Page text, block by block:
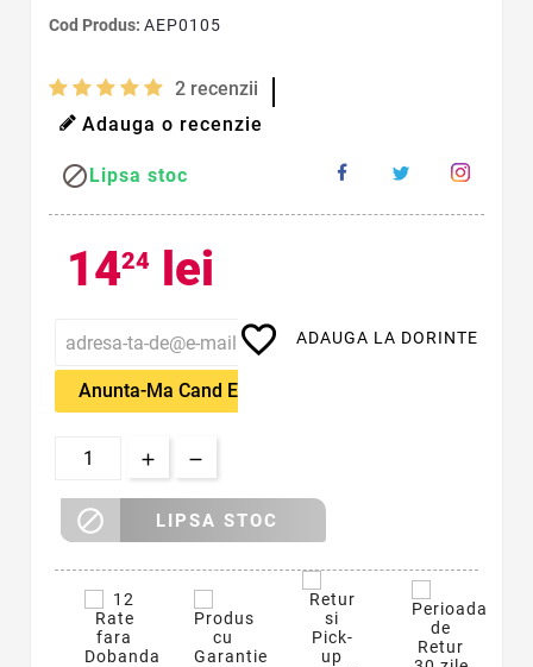
Cod Produs: AEP0105
2 recenzii
Adauga o recenzie
Lipsa stoc
1424 lei
Anunta-Ma Cand Este Disponibil
favorite_border ADAUGA LA DORINTE
 LIPSA STOC